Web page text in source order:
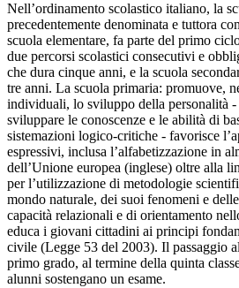
Nell’ordinamento scolastico italiano, la
precedentemente denominata e tuttora
scuola elementare, fa parte del primo
due percorsi scolastici consecutivi e
che dura cinque anni, e la scuola
tre anni. La scuola primaria: promuove,
individuali, lo sviluppo della personalità -
sviluppare le conoscenze e le abilità di
sistemazioni logico-critiche - favorisce
espressivi, inclusa l’alfabetizzazione in
dell’Unione europea (inglese) oltre alla
per l’utilizzazione di metodologie
mondo naturale, dei suoi fenomeni e
capacità relazionali e di orientamento
educa i giovani cittadini ai principi
civile (Legge 53 del 2003). Il passaggio
primo grado, al termine della quinta
alunni sostengano un esame.